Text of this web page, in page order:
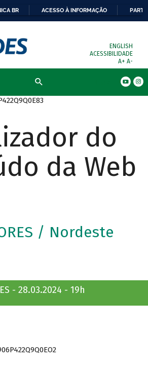
BR ACESSO À INFORMAÇÃO
ENGLISH
ACESSIBILIDADE
A+ A-
do
da Web
/ Nordeste
- 28.03.2024 - 19h